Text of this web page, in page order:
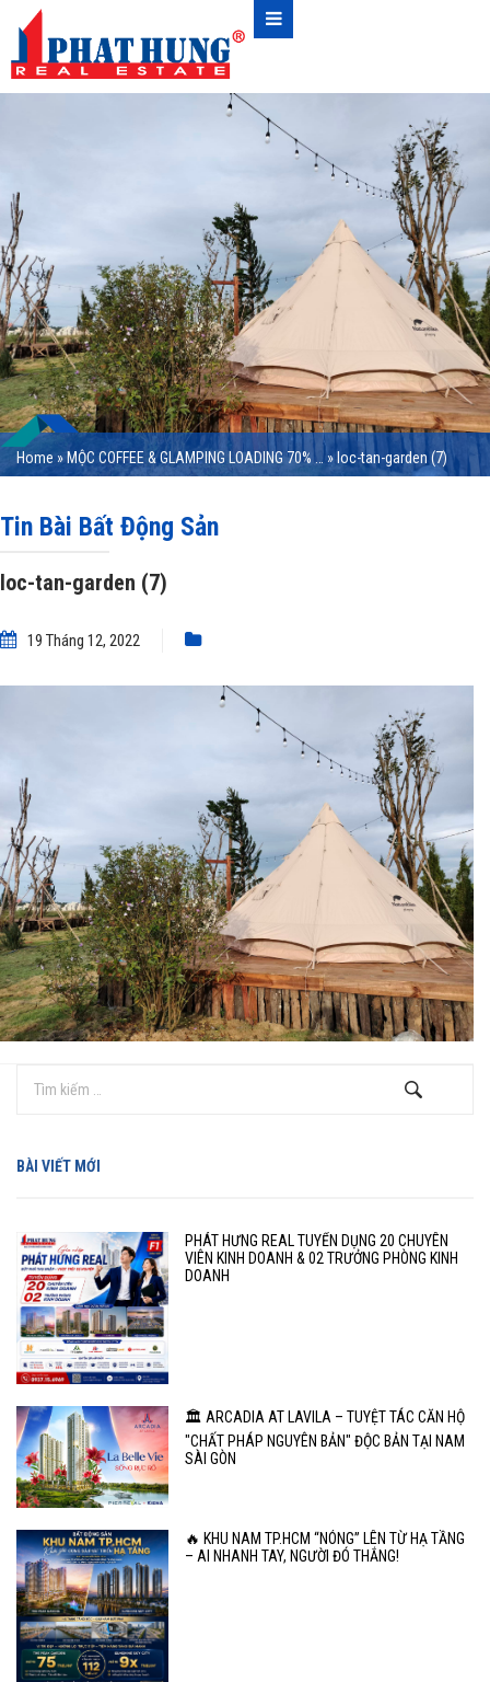
Home » MỘC COFFEE & GLAMPING LOADING 70% …» loc-tan-garden (7)
Tin Bài Bất Động Sản
loc-tan-garden (7)
19 Tháng 12, 2022
BÀI VIẾT MỚI
PHÁT HƯNG REAL TUYỂN DỤNG 20 CHUYÊN
VIÊN KINH DOANH & 02 TRƯỞNG PHÒNG KINH
DOANH
🏛️ ARCADIA AT LAVILA – TUYỆT TÁC CĂN HỘ
"CHẤT PHÁP NGUYÊN BẢN" ĐỘC BẢN TẠI NAM
SÀI GÒN
🔥 KHU NAM TP.HCM “NÓNG” LÊN TỪ HẠ TẦNG
– AI NHANH TAY, NGƯỜI ĐÓ THẮNG!